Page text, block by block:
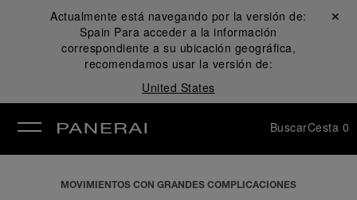
Actualmente está navegando por la versión de:
Spain Para acceder a la información
correspondiente a su ubicación geográfica,
recomendamos usar la versión de:
United States
Cerrar ✕
BuscarCesta 0
MOVIMIENTOS CON GRANDES COMPLICACIONES